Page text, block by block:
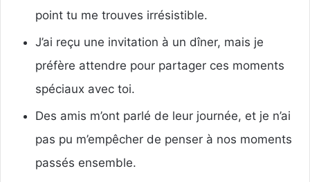
point tu me trouves irrésistible.
J’ai reçu une invitation à un dîner, mais je
préfère attendre pour partager ces moments
spéciaux avec toi.
Des amis m’ont parlé de leur journée, et je n’ai
pas pu m’empêcher de penser à nos moments
passés ensemble.